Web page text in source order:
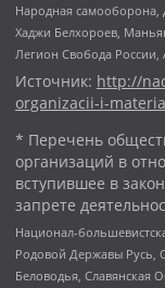
Народная самооборона,
Хаджи Белхороев,
Легион Свобода России,
Источник: http://
organizacii-i-
* Перечень
организаций в
вступившее в
запрете
Национал-
Родовой Державы Русь,
Беловодья,